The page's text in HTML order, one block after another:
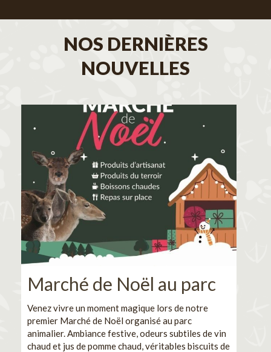
NOS DERNIÈRES
NOUVELLES
Marché de Noël au parc
Venez vivre un moment magique lors de notre
premier Marché de Noël organisé au parc
animalier. Ambiance festive, odeurs subtiles de vin
chaud et jus de pomme chaud, véritables biscuits de